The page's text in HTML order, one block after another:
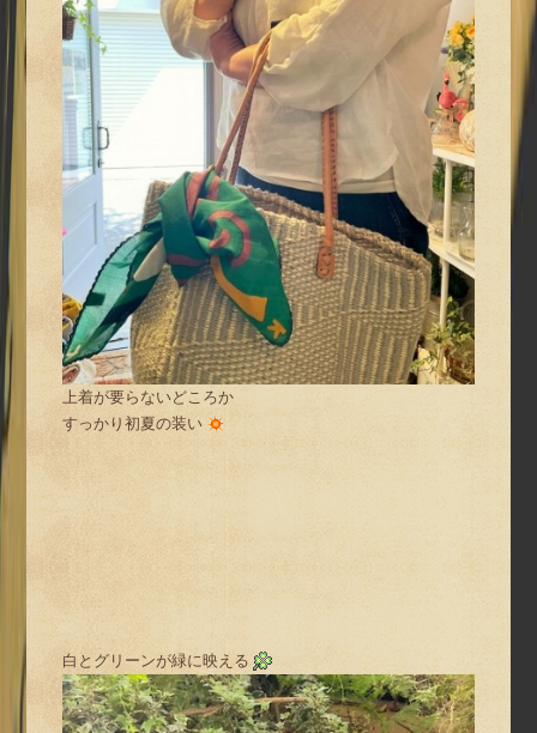
上着が要らないどころか
すっかり初夏の装い
白とグリーンが緑に映える